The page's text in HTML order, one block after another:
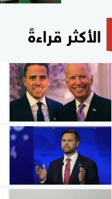
الأكثر قراءةً